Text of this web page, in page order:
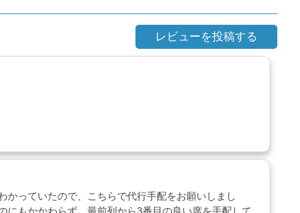
レビューを投稿する
っていたので、こちらで代行手配をお願いしまし